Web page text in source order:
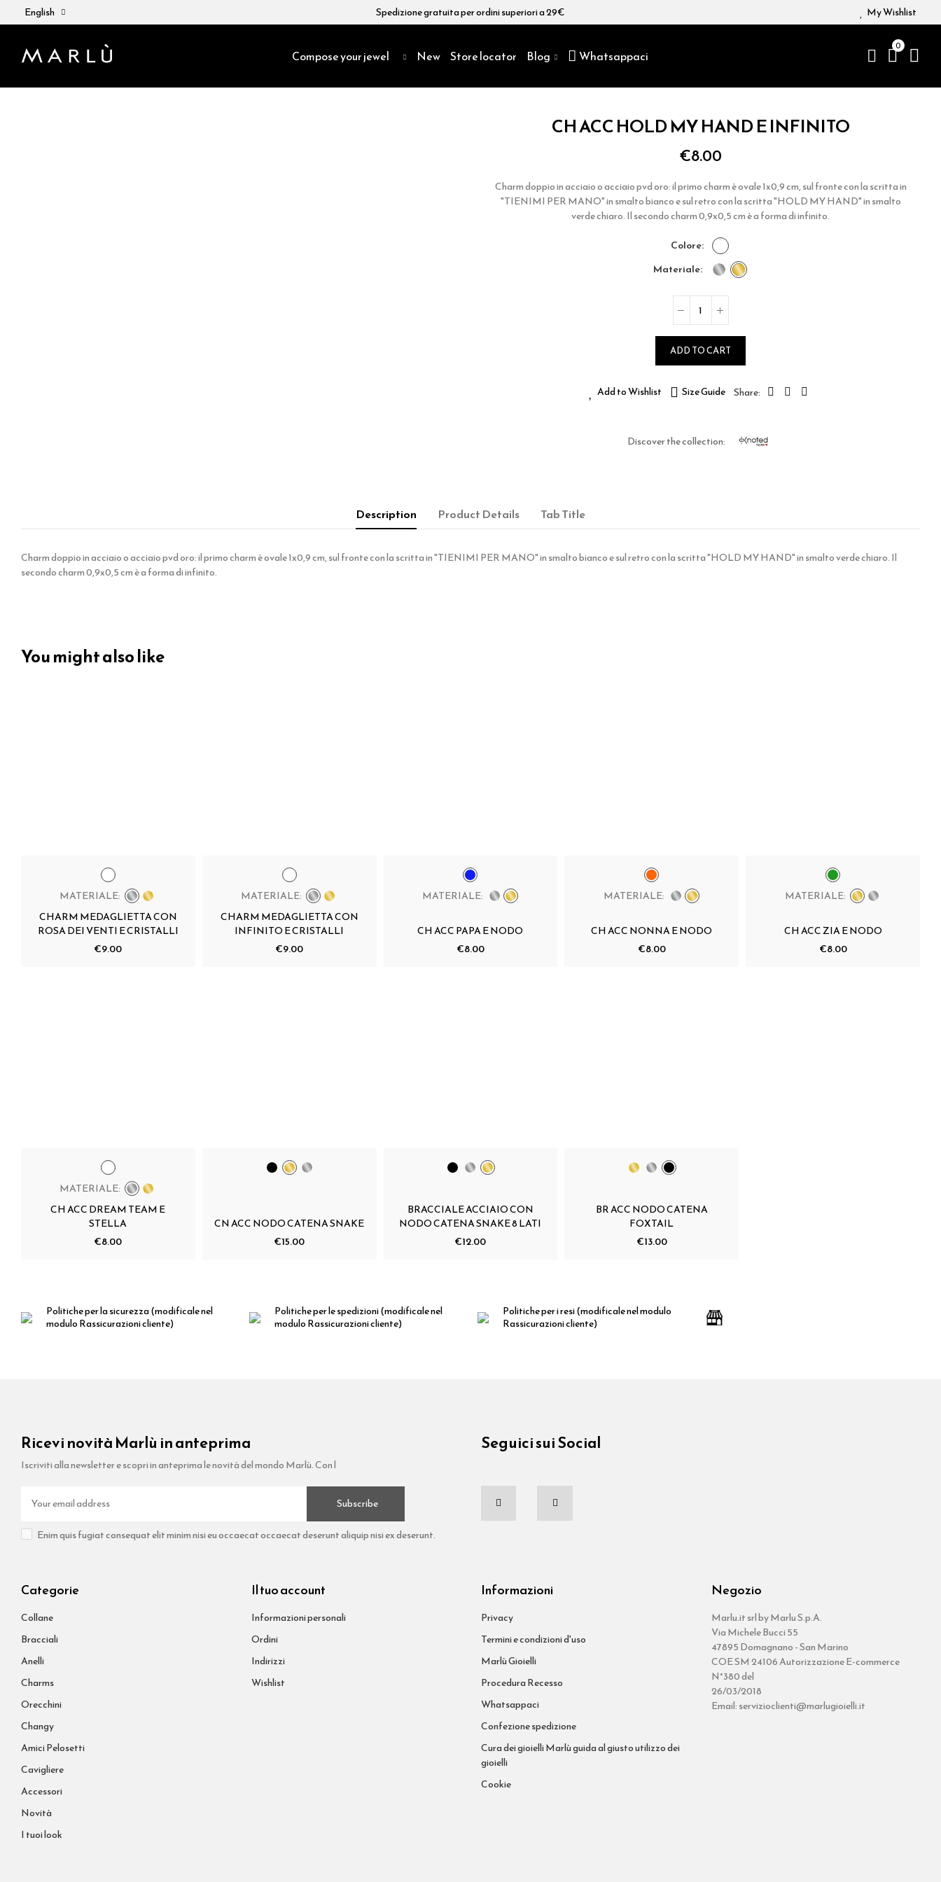
English Spedizione gratuita per ordini superiori a 29€ My Wishlist
Compose your jewel New Store locator Blog Whatsappaci
0
CH ACC HOLD MY HAND E INFINITO
€8.00
Charm doppio in acciaio o acciaio pvd oro: il primo charm è ovale 1x0,9 cm, sul fronte con la scritta in
"TIENIMI PER MANO" in smalto bianco e sul retro con la scritta "HOLD MY HAND" in smalto
verde chiaro. Il secondo charm 0,9x0,5 cm è a forma di infinito.
colore
materiale
ADD TO CART
Add to Wishlist Size Guide
Discover the collection:
Description Product Details Tab Title
Charm doppio in acciaio o acciaio pvd oro: il primo charm è ovale 1x0,9 cm, sul fronte con la scritta in "TIENIMI PER MANO" in smalto bianco e sul retro con la scritta "HOLD MY HAND" in smalto verde chiaro. Il
secondo charm 0,9x0,5 cm è a forma di infinito.
You might also like
MATERIALE:
CHARM MEDAGLIETTA CON
ROSA DEI VENTI E CRISTALLI
€9.00
MATERIALE:
CHARM MEDAGLIETTA CON
INFINITO E CRISTALLI
€9.00
MATERIALE:
CH ACC PAPA E NODO
€8.00
MATERIALE:
CH ACC NONNA E NODO
€8.00
MATERIALE:
CH ACC ZIA E NODO
€8.00
MATERIALE:
CH ACC DREAM TEAM E
STELLA
€8.00
CN ACC NODO CATENA SNAKE
€15.00
BRACCIALE ACCIAIO CON
NODO CATENA SNAKE 8 LATI
€12.00
BR ACC NODO CATENA
FOXTAIL
€13.00
Politiche per la sicurezza(modificale nel
modulo Rassicurazioni cliente)
Politiche per le spedizioni(modificale nel
modulo Rassicurazioni cliente)
Politiche per i resi(modificale nel modulo
Rassicurazioni cliente)
Ricevi novità Marlù in anteprima
Iscriviti alla newsletter e scopri in anteprima le novità del mondo Marlù. Con l
Subscribe
Enim quis fugiat consequat elit minim nisi eu occaecat occaecat deserunt aliquip nisi ex deserunt.
Seguici sui Social
Categorie
Collane
Bracciali
Anelli
Charms
Orecchini
Changy
Amici Pelosetti
Cavigliere
Accessori
Novità
I tuoi look
Il tuo account
Informazioni personali
Ordini
Indirizzi
Wishlist
Informazioni
Privacy
Termini e condizioni d'uso
Marlù Gioielli
Procedura Recesso
Whatsappaci
Confezione spedizione
Cura dei gioielli Marlù guida al giusto utilizzo dei
gioielli
Cookie
Negozio
Marlu.it srl by Marlu S.p.A.
Via Michele Bucci 55
47895 Domagnano - San Marino
COE SM 24106 Autorizzazione E-commerce
N°380 del
26/03/2018
Email: servizioclienti@marlugioielli.it